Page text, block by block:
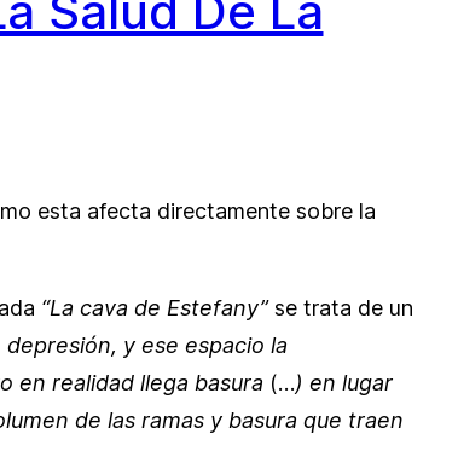
esta afecta directamente sobre la
“La cava de Estefany”se trata de un
y ese espacio la
en realidad llega basura (…) en lugar
de las ramas y basura que traen